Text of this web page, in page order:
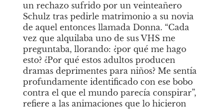
un rechazo sufrido por un veinteañero
Schulz tras pedirle matrimonio a su novia
de aquel entonces llamada Donna. “Cada
vez que alquilaba uno de sus VHS me
preguntaba, llorando: ¿por qué me hago
esto? ¿Por qué estos adultos producen
dramas deprimentes para niños? Me sentía
profundamente identificado con ese bobo
contra el que el mundo parecía conspirar”,
refiere a las animaciones que lo hicieron